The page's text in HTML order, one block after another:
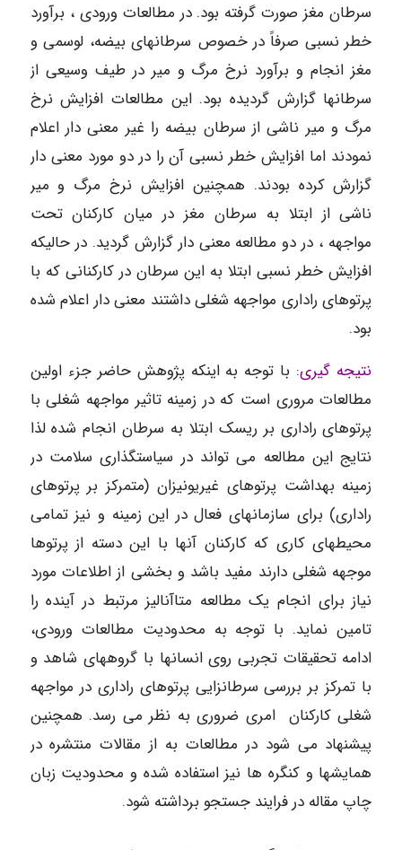
سرطان مغز صورت گرفته بود. در مطالعات ورودی ، برآورد
خطر نسبی صرفاً در خصوص سرطانهای بیضه، لوسمی و
مغز انجام و برآورد نرخ مرگ و میر در طیف وسیعی از
سرطانها گزارش گردیده بود. این مطالعات افزایش نرخ
مرگ و میر ناشی از سرطان بیضه را غیر معنی دار اعلام
نمودند اما افزایش خطر نسبی آن را در دو مورد معنی دار
گزارش کرده بودند. همچنین افزایش نرخ مرگ و میر
ناشی از ابتلا به سرطان مغز در میان کارکنان تحت
مواجهه ، در دو مطالعه معنی دار گزارش گردید. در حالیکه
افزایش خطر نسبی ابتلا به این سرطان در کارکنانی که با
پرتوهای راداری مواجهه شغلی داشتند معنی دار اعلام شده
بود.
نتیجه گیری: با توجه به اینکه پژوهش حاضر جزء اولین
مطالعات مروری است که در زمینه تاثیر مواجهه شغلی با
پرتوهای راداری بر ریسک ابتلا به سرطان انجام شده لذا
نتایج این مطالعه می تواند در سیاستگذاری سلامت در
زمینه بهداشت پرتوهای غیریونیزان (متمرکز بر پرتوهای
راداری) برای سازمانهای فعال در این زمینه و نیز تمامی
محیطهای کاری که کارکنان آنها با این دسته از پرتوها
موجهه شغلی دارند مفید باشد و بخشی از اطلاعات مورد
نیاز برای انجام یک مطالعه متاآنالیز مرتبط در آینده را
تامین نماید. با توجه به محدودیت مطالعات ورودی،
ادامه تحقیقات تجربی روی انسانها با گروههای شاهد و
با تمرکز بر بررسی سرطانزایی پرتوهای راداری در مواجهه
شغلی کارکنان امری ضروری به نظر می رسد. همچنین
پیشنهاد می شود در مطالعات به از مقالات منتشره در
همایشها و کنگره ها نیز استفاده شده و محدودیت زبان
چاپ مقاله در فرایند جستجو برداشته شود.